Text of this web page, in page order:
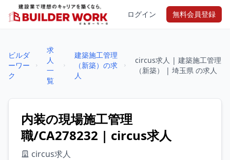
ログイン 無料会員登録
ビルダ
ーワー
ク
求
人
一
覧
建築施工管理
（新築）の求
人
circus求人 | 建築施工管理
（新築） | 埼玉県 の求人
内装の現場施工管理
職/CA278232 | circus求人
circus求人